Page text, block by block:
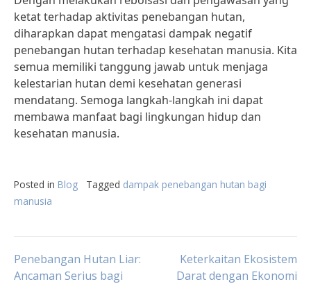
ketat terhadap aktivitas penebangan hutan,
diharapkan dapat mengatasi dampak negatif
penebangan hutan terhadap kesehatan manusia. Kita
semua memiliki tanggung jawab untuk menjaga
kelestarian hutan demi kesehatan generasi
mendatang. Semoga langkah-langkah ini dapat
membawa manfaat bagi lingkungan hidup dan
kesehatan manusia.
Posted in Blog Tagged dampak penebangan hutan bagi
manusia
Post
Penebangan Hutan Liar:
Ancaman Serius bagi
Keterkaitan Ekosistem
Darat dengan Ekonomi